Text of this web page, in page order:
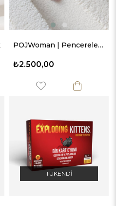
POJWoman | Pencerelerimde Menekşe Sallantılı Bronz Küpe
₺2.500,00
TÜKENDI